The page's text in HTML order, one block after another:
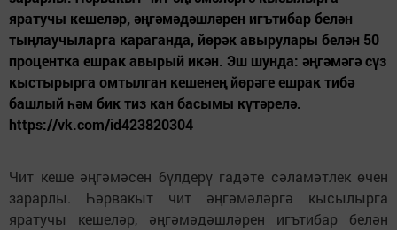
яратучы кешеләр, әңгәмәдәшләрен игътибар белән
тыңлаучыларга караганда, йөрәк авырулары белән 50
процентка ешрак авырый икән. Эш шунда: әңгәмәгә сүз
кыстырырга омтылган кешенең йөрәге ешрак тибә
башлый һәм бик тиз кан басымы күтәрелә.
https://vk.com/id423820304
Чит кеше әңгәмәсен бүлдерү гадәте сәламәтлек өчен
зарарлы. Һәрвакыт чит әңгәмәләргә кысылырга
яратучы кешеләр, әңгәмәдәшләрен игътибар белән